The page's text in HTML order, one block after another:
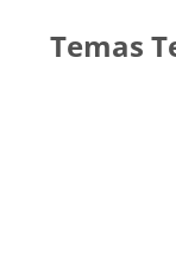
contenido
Temas